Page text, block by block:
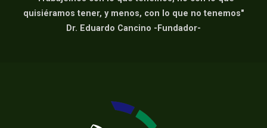
quisiéramos tener, y menos, con lo que no tenemos"
Dr. Eduardo Cancino -Fundador-